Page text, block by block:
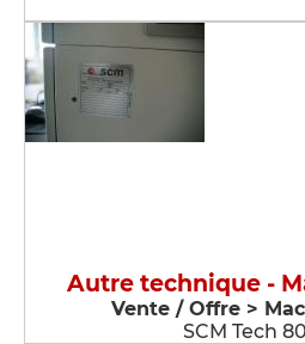
Autre technique -
Vente / Offre >
SCM Tech